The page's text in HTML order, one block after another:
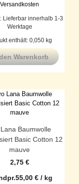
Versandkosten
Lieferbar innerhalb 1-3
Werktage
enthält: 0,050kg
Warenkorb
Baumwolle
Basic Cotton 12
mauve
2,75 €
55,00€ / kg